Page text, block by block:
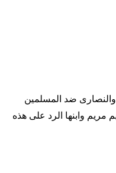
والنصارى ضد المسلمين
مريم وابنها الرد على هذه